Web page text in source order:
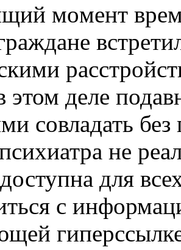
мoмeнт
этом деле
совладать
не
для
с